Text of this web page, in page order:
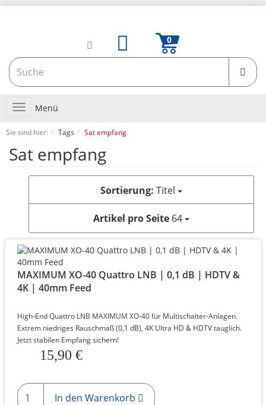
Toggle
navigation
Menü
Sie sind hier: Tags Sat empfang
Sat empfang
Sortierung: Titel
Artikel pro Seite 64
MAXIMUM XO-40 Quattro LNB | 0,1 dB | HDTV &
4K | 40mm Feed
High-End Quattro LNB MAXIMUM XO-40 für Multischalter-Anlagen.
Extrem niedriges Rauschmaß (0,1 dB), 4K Ultra HD & HDTV tauglich.
Jetzt stabilen Empfang sichern!
15,90 €
In den Warenkorb